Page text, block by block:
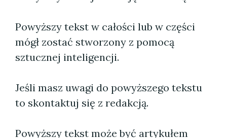
Powyższy tekst w całości lub w części
mógł zostać stworzony z pomocą
sztucznej inteligencji.
Jeśli masz uwagi do powyższego tekstu
to skontaktuj się z redakcją.
Powyższy tekst może być artykułem